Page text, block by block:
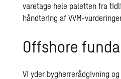
varetage hele paletten fra
håndtering af VVM-
Offshore
Vi yder bygherrerådgivning